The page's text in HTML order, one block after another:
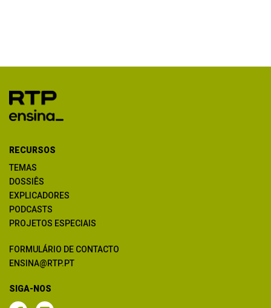
RECURSOS
TEMAS
DOSSIÊS
EXPLICADORES
PODCASTS
PROJETOS ESPECIAIS
FORMULÁRIO DE CONTACTO
ENSINA@RTP.PT
SIGA-NOS